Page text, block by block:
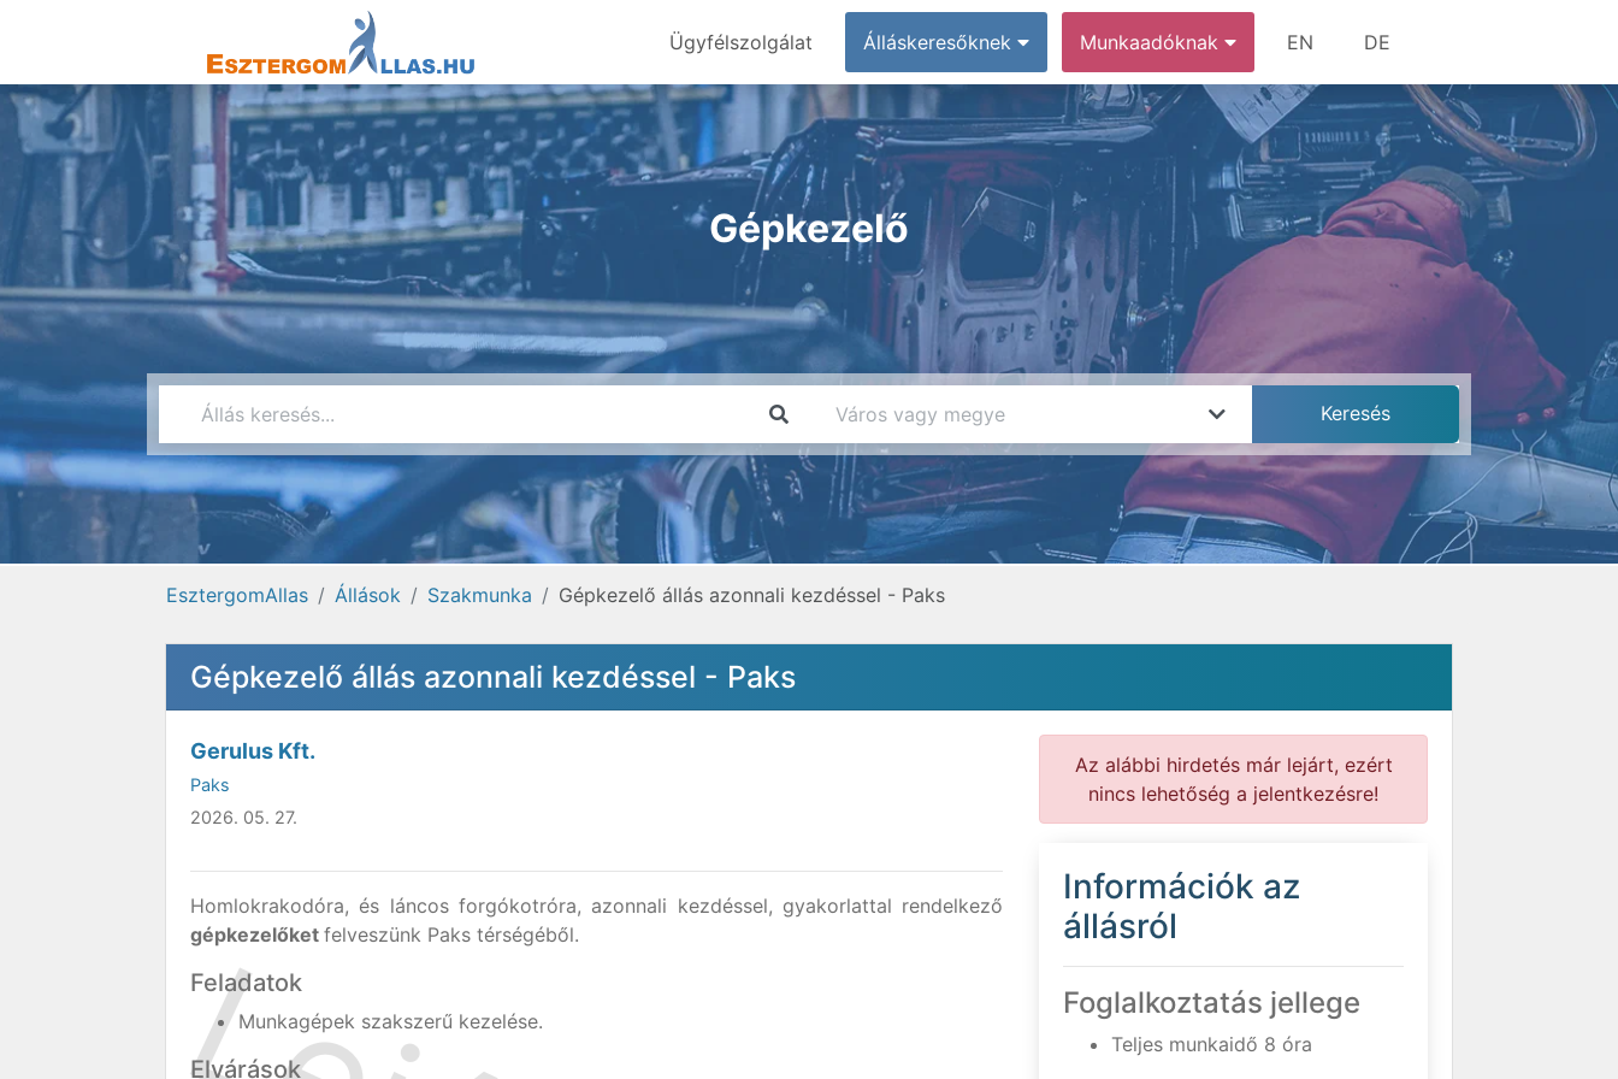
Ügyfélszolgálat Álláskeresőknek Munkaadóknak EN DE
Gépkezelő
EsztergomAllas Állások Szakmunka Gépkezelő állás azonnali kezdéssel - Paks
Gépkezelő állás azonnali kezdéssel - Paks
Gerulus Kft.
Paks
2026. 05. 27.
Homlokrakodóra, és láncos forgókotróra, azonnali kezdéssel, gyakorlattal rendelkező
gépkezelőket felveszünk Paks térségéből.
Feladatok
Munkagépek szakszerű kezelése.
Elvárások
Az alábbi hirdetés már lejárt, ezért
nincs lehetőség a jelentkezésre!
Információk az
állásról
Foglalkoztatás jellege
Teljes munkaidő 8 óra